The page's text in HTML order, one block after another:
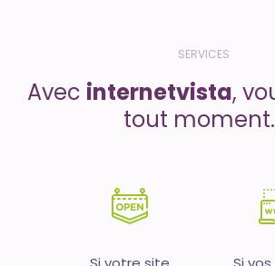
SERVICES
Avec internetvista,
tout